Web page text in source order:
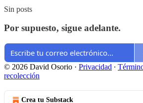
Sin posts
Por supuesto, sigue adelante.
© 2026 David Osorio · Privacidad ∙
recolección
Crea tu Substack